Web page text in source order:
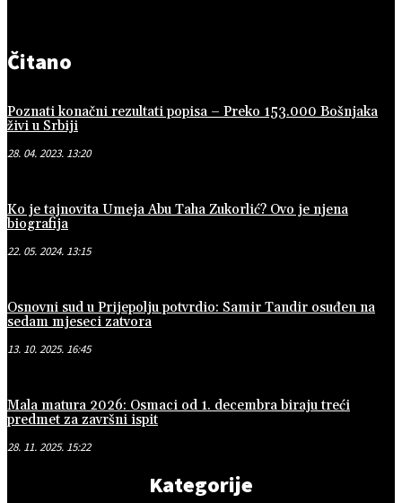
Čitano
Poznati konačni rezultati popisa – Preko 153.000 Bošnjaka
živi u Srbiji
28. 04. 2023. 13:20
Ko je tajnovita Umeja Abu Taha Zukorlić? Ovo je njena
biografija
22. 05. 2024. 13:15
Osnovni sud u Prijepolju potvrdio: Samir Tandir osuđen na
sedam mjeseci zatvora
13. 10. 2025. 16:45
Mala matura 2026: Osmaci od 1. decembra biraju treći
predmet za završni ispit
28. 11. 2025. 15:22
Kategorije